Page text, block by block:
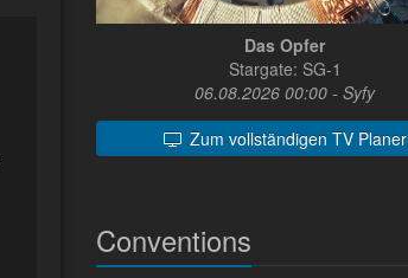
Das Opfer
Stargate: SG-1
06.08.2026 00:00 - Syfy
Zum vollständigen TV Planer
Conventions